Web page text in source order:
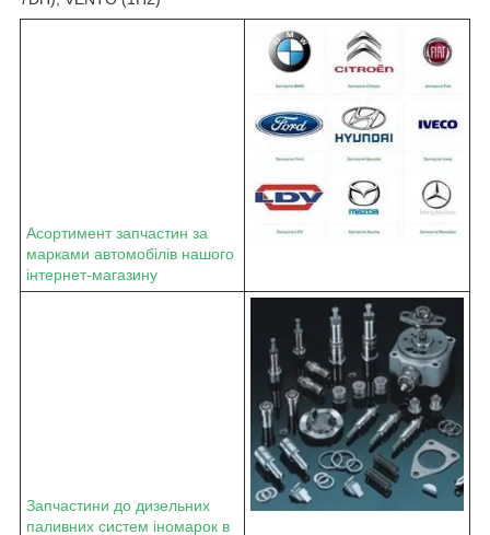
Асортимент запчастин за
марками автомобілів нашого
інтернет-магазину
Запчастини до дизельних
паливних систем іномарок в